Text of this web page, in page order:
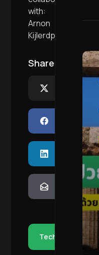
with:
Arnon
Kijlerdphon
Share:
LinkedIn
Tech